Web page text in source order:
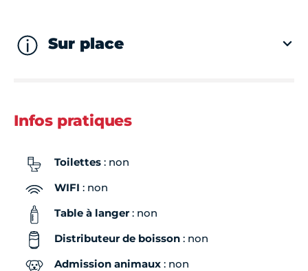
Sur place
Infos pratiques
Toilettes : non
WIFI : non
Table à langer: non
Distributeur de boisson : non
Admission animaux : non